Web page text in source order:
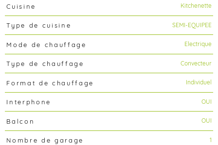
Cuisine Kitchenette
Type de cuisine SEMI-EQUIPEE
Mode de chauffage Electrique
Type de chauffage Convecteur
Format de chauffage Individuel
Interphone OUI
Balcon OUI
Nombre de garage 1